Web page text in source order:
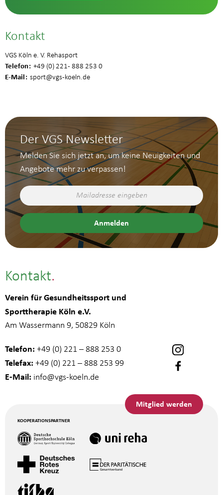
Kontakt
VGS Köln e. V. Rehasport
Telefon +49 (0) 221 - 888 253 0
E-Mail sport@vgs-koeln.de
Der VGS Newsletter
Melden Sie sich jetzt an, um keine Neuigkeiten und
Angebote mehr zu verpassen!
Kontakt
Verein für Gesundheitssport und
Sporttherapie Köln e.V.
Am Wassermann 9, 50829 Köln
Telefon: +49 (0) 221 – 888 253 0
Telefax: +49 (0) 221 – 888 253 99
E-Mail: info@vgs-koeln.de
Mitglied werden
KOOPERATIONSPARTNER